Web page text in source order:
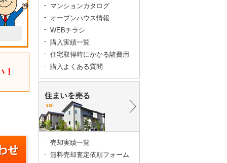
マンションカタログ
オープンハウス情報
WEBチラシ
購入実績一覧
住宅取得時にかかる諸費用
購入よくある質問
売却実績一覧
無料売却査定依頼フォーム